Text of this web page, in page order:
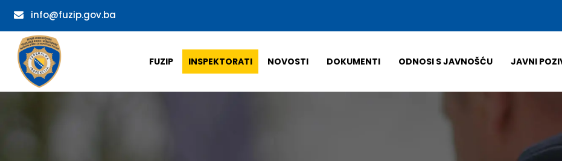
info@fuzip.gov.ba
FUZIP INSPEKTORATI NOVOSTI DOKUMENTI ODNOSI S JAVNOŠĆU JAVNI